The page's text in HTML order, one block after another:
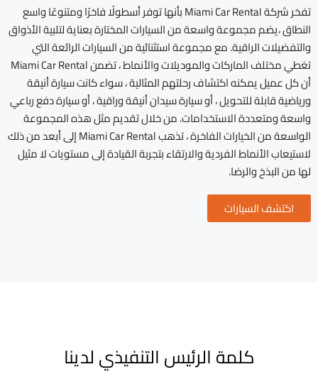
تفخر شركة Miami Car Rental بأنها توفر أسطولًا فاخرًا ومتنوعًا واسع
النطاق ،يضم مجموعة واسعة من السيارات المختارة بعناية لتلبية الأذواق
والتفضيلات الراقية. مع مجموعة استثنائية من السيارات الرائعة التي
تغطي مختلف الماركات والموديلات والأنماط ، تضمن Miami Car Rental
أن كل عميل يمكنه اكتشاف رحلتهم المثالية ، سواء كانت سيارة أنيقة
ورياضية قابلة للتحويل ، أو سيارة سيدان أنيقة وراقية ، أو سيارة دفع رباعي
واسعة ومتعددة الاستخدامات. من خلال تقديم مثل هذه المجموعة
الواسعة من الخيارات الفاخرة ، تذهب Miami Car Rental إلى أبعد من ذلك
لاستيعاب الأنماط الفردية والارتقاء بتجربة القيادة إلى مستويات لا مثيل
لها من البذخ والرضا.
اكتشف السيارات
كلمة الرئيس التنفيذي لدينا